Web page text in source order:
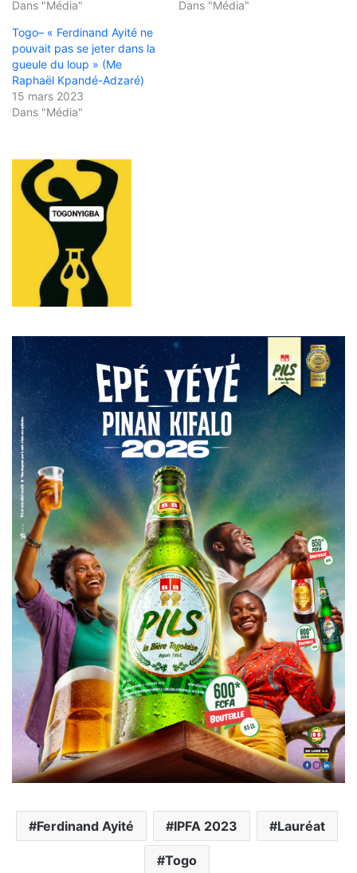
Dans "Média"
Dans "Média"
Togo– « Ferdinand Ayité ne
pouvait pas se jeter dans la
gueule du loup » (Me
Raphaël Kpandé-Adzaré)
15 mars 2023
Dans "Média"
Ferdinand Ayité IPFA 2023 Lauréat
Togo